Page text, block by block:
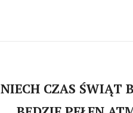
NIECH CZAS ŚWIĄT